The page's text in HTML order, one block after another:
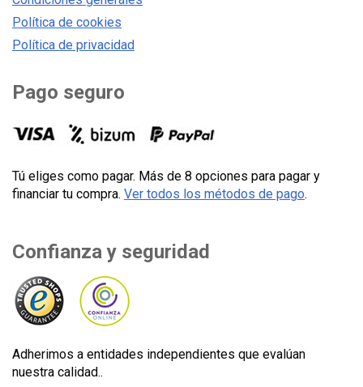
Política de cookies
Política de privacidad
Pago seguro
Tú eliges como pagar. Más de 8 opciones para pagar y
financiar tu compra. Ver todos los métodos de pago.
Confianza y seguridad
Adherimos a entidades independientes que evalúan
nuestra calidad..